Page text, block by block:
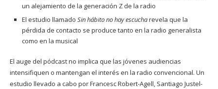
un alejamiento de la generación Z de la radio
El estudio llamado Sin hábito no hay escucharevela que la
pérdida de contacto se produce tanto en la radio generalista
como en la musical
El auge del pódcast no implica que las jóvenes audiencias
intensifiquen o mantengan el interés en la radio convencional. Un
estudio llevado a cabo por Francesc Robert-Agell, Santiago Justel-